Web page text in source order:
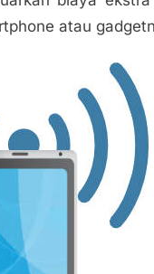
atau